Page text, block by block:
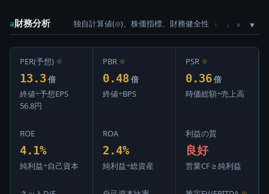
a財務分析 独自計算値(⊙)、株価指標、財務健全性 ↑ ↓ ×
PER(予想) ⊙
13.3 倍
終値÷予想EPS
56.8円
PBR ⊙
0.48 倍
終値÷BPS
PSR ⊙
0.36 倍
時価総額÷売上高
ROE
4.1%
純利益÷自己資本
ROA
2.4%
純利益÷総資産
利益の質
良好
営業CF ≥ 純利益